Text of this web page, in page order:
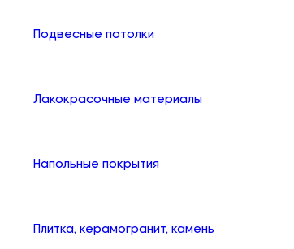
Подвесные потолки
Лакокрасочные материалы
Напольные покрытия
Плитка, керамогранит, камень